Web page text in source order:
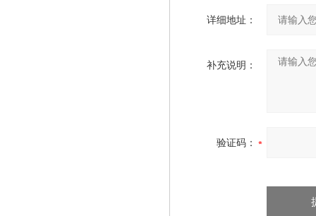
详细地址：
补充说明：
验证码：